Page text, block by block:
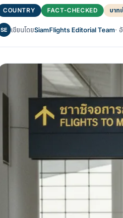
COUNTRY FACT-CHECKED บาท
SE เขียนโดยSiamFlights Editorial Team·